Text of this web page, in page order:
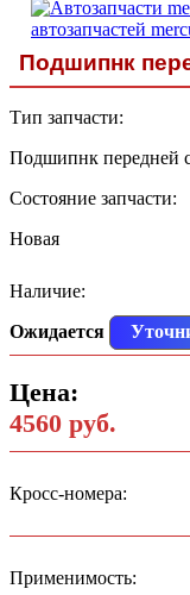
Подшипнк
Тип запчасти:
Подшипнк передней
Состояние запчасти:
Новая
Наличие:
Ожидается
Цена:
4560 руб.
Кросс-номера:
Применимость: